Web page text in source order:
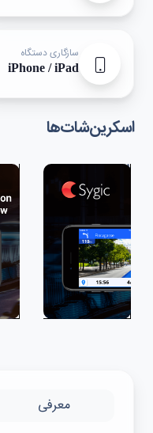
سازگاری دستگاه
iPhone / iPad
اسکرین‌شات‌ها
معرفی